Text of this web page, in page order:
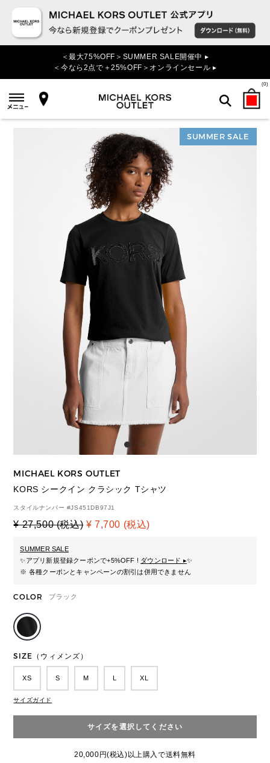
＜最大75%OFF＞SUMMER SALE開催中 ▸
＜今なら2点で＋25%OFF＞オンラインセール ▸
(0)
検索
SUMMER SALE
MICHAEL KORS OUTLET
KORS シークイン クラシック Tシャツ
スタイルナンバー #JS451DB97J1
¥ 27,500 (税込) ¥ 7,700 (税込)
SUMMER SALE
✨アプリ新規登録クーポンで+5%OFF ! ダウンロード ▸✨
※ 各種クーポンとキャンペーンの割引は併用できません
COLOR ブラック
SIZE（ウィメンズ）
XS S M XL
サイズガイド
サイズを選択してください
20,000円(税込)以上購入で送料無料